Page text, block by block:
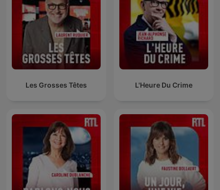
Les Grosses Têtes L'Heure Du Crime